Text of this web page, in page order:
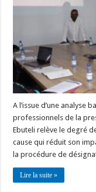
A l’issue d’une analyse
professionnels de la
Ebuteli relève le degré
cause qui réduit son
la procédure de
Lire la suite »